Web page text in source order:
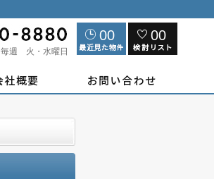
毎週 火・水曜日
00 00